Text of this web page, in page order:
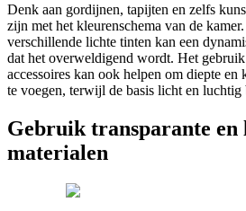
Denk aan gordijnen, tapijten en zelfs
zijn met het kleurenschema van de
verschillende lichte tinten kan een
dat het overweldigend wordt. Het
accessoires kan ook helpen om diepte en
te voegen, terwijl de basis licht en
Gebruik transparante en
materialen